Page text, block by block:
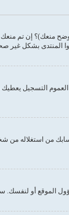
منعك)؟ إن تم
المنتدى بشكل غير
التسجيل
من استغلاله من
الموقع أو لنفسك.